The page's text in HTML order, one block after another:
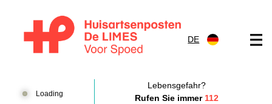
DE
Loading
Lebensgefahr?
Rufen Sie immer 112